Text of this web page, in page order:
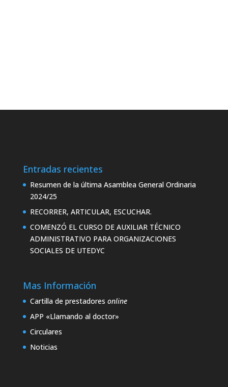
Entradas recientes
Resumen de la última Asamblea General Ordinaria
2024/25
RECORRER, ARTICULAR, ESCUCHAR.
COMENZÓ EL CURSO DE AUXILIAR TÉCNICO
ADMINISTRATIVO PARA ORGANIZACIONES
SOCIALES DE UTEDYC
Mas Información
Cartilla de prestadores online
APP «Llamando al doctor»
Circulares
Noticias